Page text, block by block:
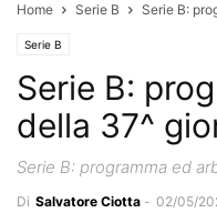
Home Serie B Serie B:
Serie B
Serie B:
della 37^
Serie B: programma ed
Di Salvatore Ciotta - 02/05/